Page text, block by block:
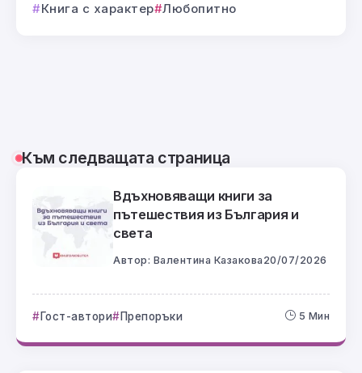
Книга с характер Любопитно
Към следващата страница
Вдъхновяващи книги за
пътешествия из България и
света
Автор: Валентина Казакова 20/07/2026
Гост-автори Препоръки 5 Мин